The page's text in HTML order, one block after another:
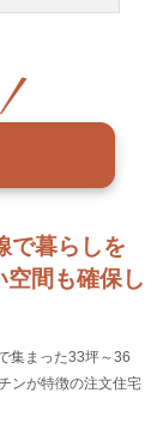
で暮らしを
間も確保し
集まった33坪～36
ンが特徴の注文住宅